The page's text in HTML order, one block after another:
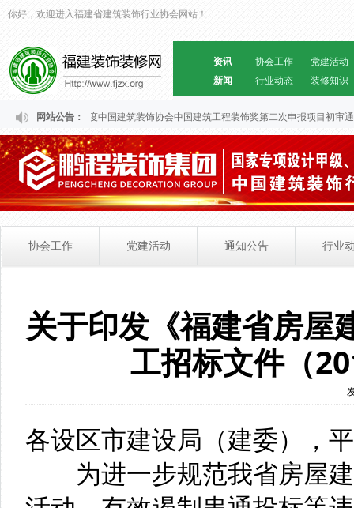
你好，欢迎进入福建省建筑装饰行业协会网站！
资讯
新闻
协会工作
党建活动
行业动态
装修知识
网站公告：
省“2024～2028”年度中国建筑装饰协会中国建筑工程装饰奖第二次申报项目初审通
协会工作 党建活动 通知公告 行业
关于印发《福建省房屋
工招标文件（
各设区市建设局（建委），
为进一步规范我省房屋建